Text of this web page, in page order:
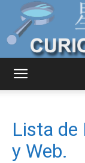
Lista de
y Web.